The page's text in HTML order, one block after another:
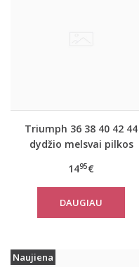
Triumph 36 38 40 42 44
dydžio melsvai pilkos
medvilninė miego
palaidinė Mix Match LSL
TOP Buttons
1495€
DAUGIAU
Naujiena